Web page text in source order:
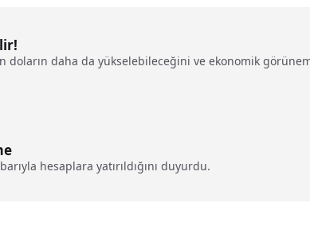
doların daha da yükselebileceğini ve ekonomik
hesaplara yatırıldığını duyurdu.